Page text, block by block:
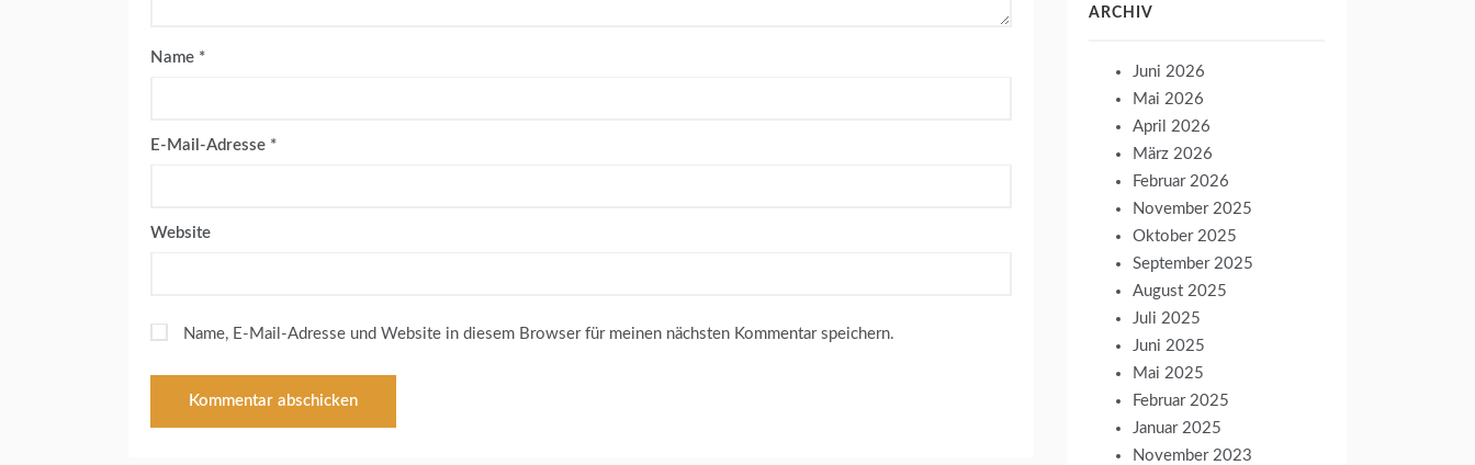
Name *
E-Mail-Adresse *
Website
Name, E-Mail-Adresse und Website in diesem Browser für meinen nächsten Kommentar speichern.
ARCHIV
Juni 2026
Mai 2026
April 2026
März 2026
Februar 2026
November 2025
Oktober 2025
September 2025
August 2025
Juli 2025
Juni 2025
Mai 2025
Februar 2025
Januar 2025
November 2023